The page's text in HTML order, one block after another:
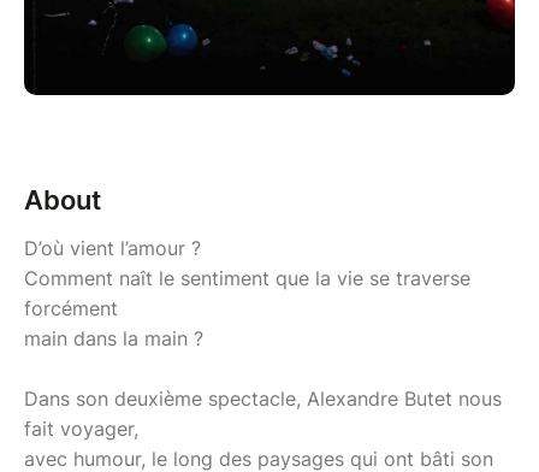
About
D’où vient l’amour ?
Comment naît le sentiment que la vie se traverse
forcément
main dans la main ?
Dans son deuxième spectacle, Alexandre Butet nous
fait voyager,
avec humour, le long des paysages qui ont bâti son